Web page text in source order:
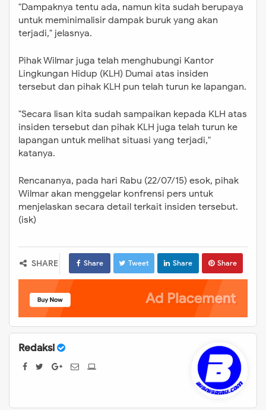
"Dampaknya tentu ada, namun kita sudah berupaya
untuk meminimalisir dampak buruk yang akan
terjadi," jelasnya.
Pihak Wilmar juga telah menghubungi Kantor
Lingkungan Hidup (KLH) Dumai atas insiden
tersebut dan pihak KLH pun telah turun ke lapangan.
"Secara lisan kita sudah sampaikan kepada KLH atas
insiden tersebut dan pihak KLH juga telah turun ke
lapangan untuk melihat situasi yang terjadi,"
katanya.
Rencananya, pada hari Rabu (22/07/15) esok, pihak
Wilmar akan menggelar konfrensi pers untuk
menjelaskan secara detail terkait insiden tersebut.
(isk)
SHARE Share Tweet Share Share
Redaksi